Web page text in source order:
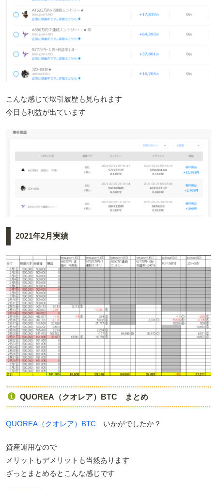
こんな感じで取引履歴も見られます
今日も利益が出ています
2021年2月実績
QUOREA（クオレア）BTC まとめ
QUOREA（クオレア）BTC いかがでしたか？
資産運用なので
メリットもデメリットも当然あります
ざっとまとめるとこんな感じです